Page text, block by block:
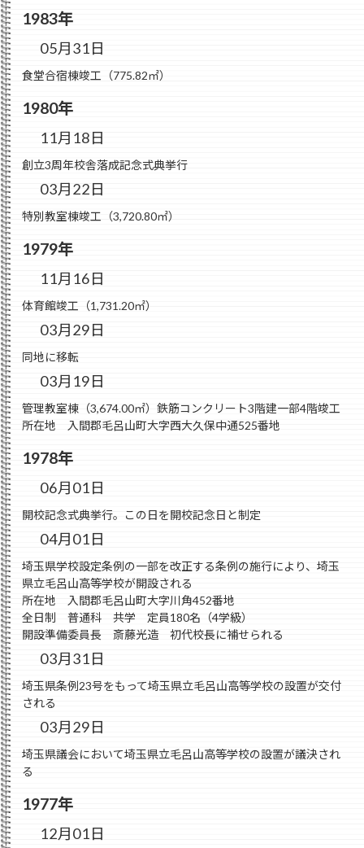
1983年
05月31日
食堂合宿棟竣工（775.82㎡）
1980年
11月18日
創立3周年校舎落成記念式典挙行
03月22日
特別教室棟竣工（3,720.80㎡）
1979年
11月16日
体育館竣工（1,731.20㎡）
03月29日
同地に移転
03月19日
管理教室棟（3,674.00㎡）鉄筋コンクリート3階建一部4階竣工
所在地 入間郡毛呂山町大字西大久保中通525番地
1978年
06月01日
開校記念式典挙行。この日を開校記念日と制定
04月01日
埼玉県学校設定条例の一部を改正する条例の施行により、埼玉
県立毛呂山高等学校が開設される
所在地 入間郡毛呂山町大字川角452番地
全日制 普通科 共学 定員180名（4学級）
開設準備委員長 斎藤光造 初代校長に補せられる
03月31日
埼玉県条例23号をもって埼玉県立毛呂山高等学校の設置が交付
される
03月29日
埼玉県議会において埼玉県立毛呂山高等学校の設置が議決され
る
1977年
12月01日